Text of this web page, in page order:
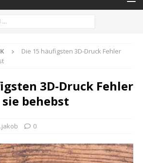
Die 15 häufigsten 3D-Druck Fehler
3D-Druck Fehler
behebst
0